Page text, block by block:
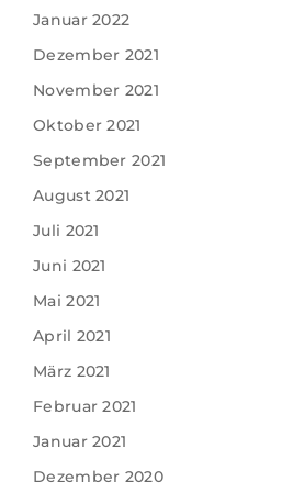
Januar 2022
Dezember 2021
November 2021
Oktober 2021
September 2021
August 2021
Juli 2021
Juni 2021
Mai 2021
April 2021
März 2021
Februar 2021
Januar 2021
Dezember 2020